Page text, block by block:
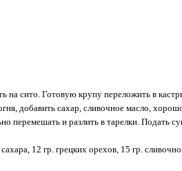
сито. Готовую крупу переложить в
добавить сахар, сливочное масло,
перемешать и разлить в тарелки. Подать
12 гр. грецких орехов, 15 гр.